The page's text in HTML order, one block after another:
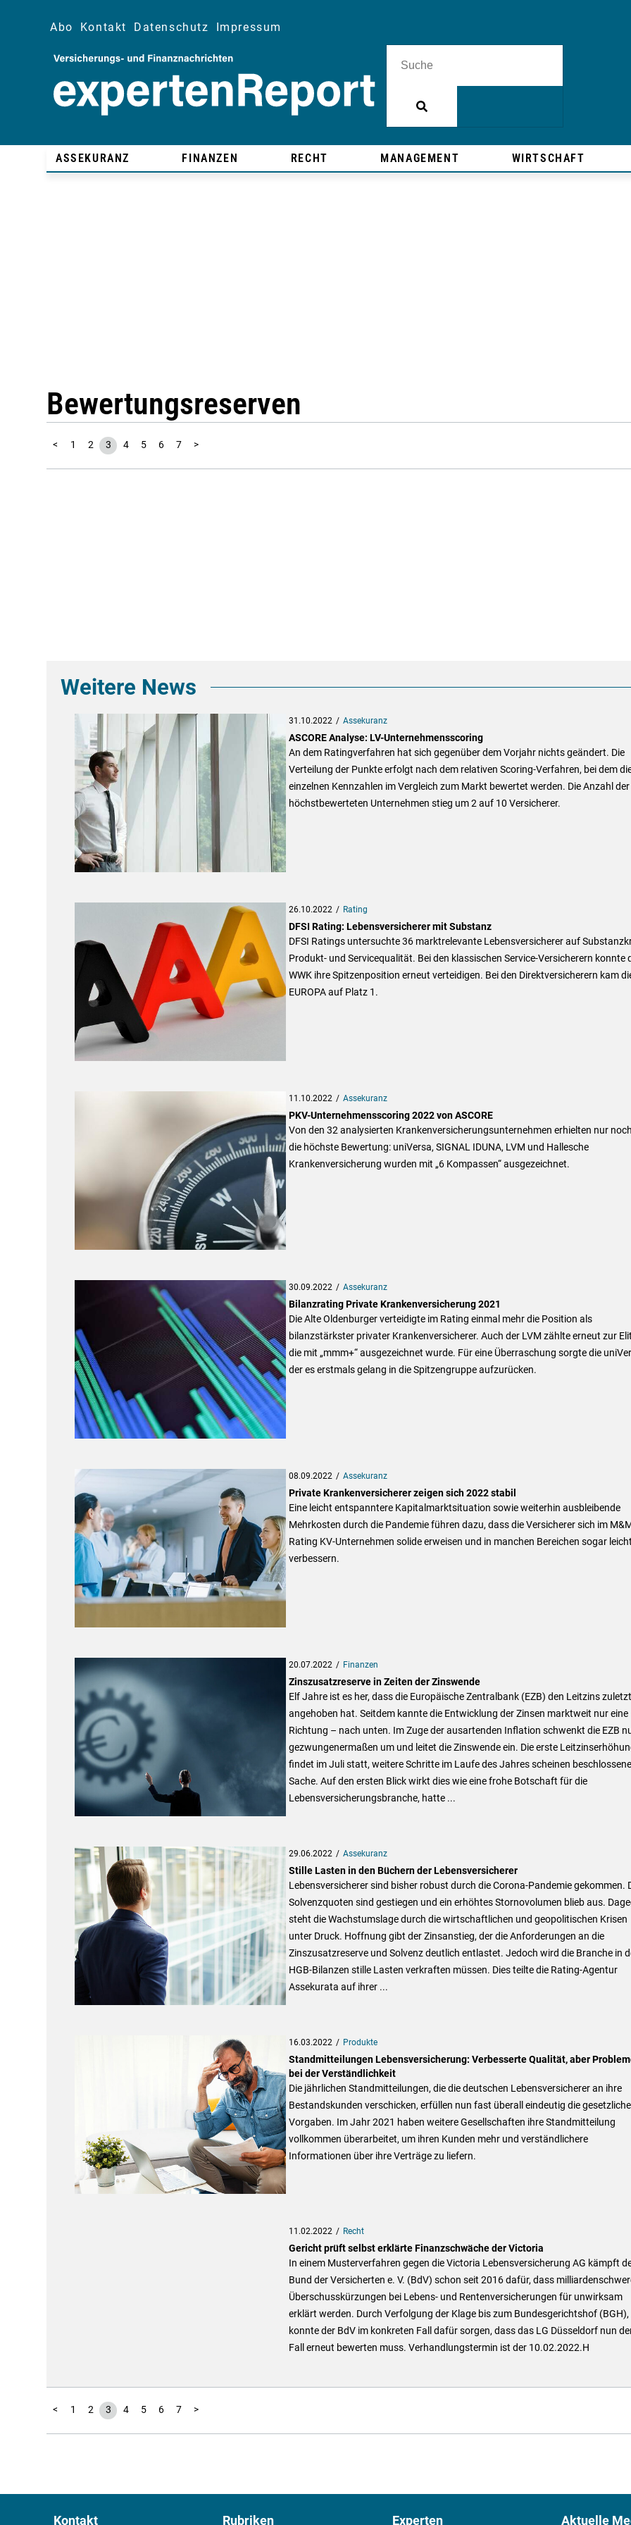
Abo Kontakt Datenschutz Impressum
ASSEKURANZ FINANZEN RECHT MANAGEMENT WIRTSCHAFT
Bewertungsreserven
< 1 2 3 4 5 6 7 >
Weitere News
31.10.2022 Assekuranz
ASCORE Analyse: LV-Unternehmensscoring
An dem Ratingverfahren hat sich gegenüber dem Vorjahr nichts geändert. Die
Verteilung der Punkte erfolgt nach dem relativen Scoring-Verfahren, bei dem
einzelnen Kennzahlen im Vergleich zum Markt bewertet werden. Die Anzahl der
höchstbewerteten Unternehmen stieg um 2 auf 10 Versicherer.
26.10.2022 Rating
DFSI Rating: Lebensversicherer mit Substanz
DFSI Ratings untersuchte 36 marktrelevante Lebensversicherer auf
Produkt- und Servicequalität. Bei den klassischen Service-Versicherern konnte
WWK ihre Spitzenposition erneut verteidigen. Bei den Direktversicherern kam
EUROPA auf Platz 1.
11.10.2022 Assekuranz
PKV-Unternehmensscoring 2022 von ASCORE
Von den 32 analysierten Krankenversicherungsunternehmen erhielten nur
die höchste Bewertung: uniVersa, SIGNAL IDUNA, LVM und Hallesche
Krankenversicherung wurden mit „6 Kompassen“ ausgezeichnet.
30.09.2022 Assekuranz
Bilanzrating Private Krankenversicherung 2021
Die Alte Oldenburger verteidigte im Rating einmal mehr die Position als
bilanzstärkster privater Krankenversicherer. Auch der LVM zählte erneut zur
die mit „mmm+“ ausgezeichnet wurde. Für eine Überraschung sorgte die
der es erstmals gelang in die Spitzengruppe aufzurücken.
08.09.2022 Assekuranz
Private Krankenversicherer zeigen sich 2022 stabil
Eine leicht entspanntere Kapitalmarktsituation sowie weiterhin ausbleibende
Mehrkosten durch die Pandemie führen dazu, dass die Versicherer sich im
Rating KV-Unternehmen solide erweisen und in manchen Bereichen sogar leicht
verbessern.
20.07.2022 Finanzen
Zinszusatzreserve in Zeiten der Zinswende
Elf Jahre ist es her, dass die Europäische Zentralbank (EZB) den Leitzins zuletzt
angehoben hat. Seitdem kannte die Entwicklung der Zinsen marktweit nur eine
Richtung – nach unten. Im Zuge der ausartenden Inflation schwenkt die EZB
gezwungenermaßen um und leitet die Zinswende ein. Die erste
findet im Juli statt, weitere Schritte im Laufe des Jahres scheinen beschlossene
Sache. Auf den ersten Blick wirkt dies wie eine frohe Botschaft für die
Lebensversicherungsbranche, hatte ...
29.06.2022 Assekuranz
Stille Lasten in den Büchern der Lebensversicherer
Lebensversicherer sind bisher robust durch die Corona-Pandemie gekommen.
Solvenzquoten sind gestiegen und ein erhöhtes Stornovolumen blieb aus.
steht die Wachstumslage durch die wirtschaftlichen und geopolitischen Krisen
unter Druck. Hoffnung gibt der Zinsanstieg, der die Anforderungen an die
Zinszusatzreserve und Solvenz deutlich entlastet. Jedoch wird die Branche in
HGB-Bilanzen stille Lasten verkraften müssen. Dies teilte die Rating-Agentur
Assekurata auf ihrer ...
16.03.2022 Produkte
Standmitteilungen Lebensversicherung: Verbesserte Qualität, aber
bei der Verständlichkeit
Die jährlichen Standmitteilungen, die die deutschen Lebensversicherer an ihre
Bestandskunden verschicken, erfüllen nun fast überall eindeutig die
Vorgaben. Im Jahr 2021 haben weitere Gesellschaften ihre Standmitteilung
vollkommen überarbeitet, um ihren Kunden mehr und verständlichere
Informationen über ihre Verträge zu liefern.
11.02.2022 Recht
Gericht prüft selbst erklärte Finanzschwäche der Victoria
In einem Musterverfahren gegen die Victoria Lebensversicherung AG kämpft
Bund der Versicherten e. V. (BdV) schon seit 2016 dafür, dass
Überschusskürzungen bei Lebens- und Rentenversicherungen für unwirksam
erklärt werden. Durch Verfolgung der Klage bis zum Bundesgerichtshof (BGH),
konnte der BdV im konkreten Fall dafür sorgen, dass das LG Düsseldorf nun
Fall erneut bewerten muss. Verhandlungstermin ist der 10.02.2022.H
< 1 2 3 4 5 6 7 >
Kontakt Rubriken Experten Aktuelle